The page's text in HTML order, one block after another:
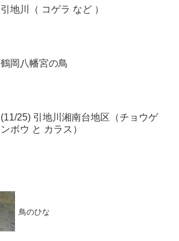
引地川（ コゲラ など ）
鶴岡八幡宮の鳥
(11/25) 引地川湘南台地区（チョウゲ
ンボウ と カラス）
鳥のひな